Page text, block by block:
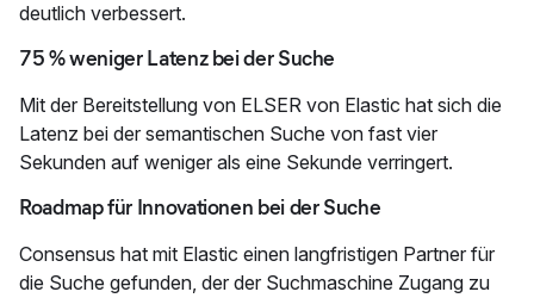
deutlich verbessert.
75 % weniger Latenz bei der Suche
Mit der Bereitstellung von ELSER von Elastic hat sich die
Latenz bei der semantischen Suche von fast vier
Sekunden auf weniger als eine Sekunde verringert.
Roadmap für Innovationen bei der Suche
Consensus hat mit Elastic einen langfristigen Partner für
die Suche gefunden, der der Suchmaschine Zugang zu